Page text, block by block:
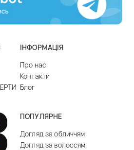
ІНФОРМАЦІЯ
Про нас
Контакти
Блог
ПОПУЛЯРНЕ
Догляд за обличчям
Догляд за волоссям